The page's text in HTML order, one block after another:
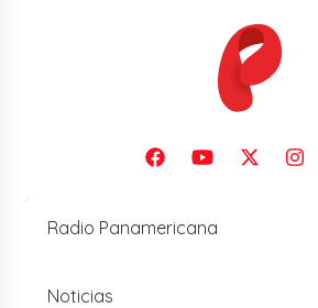
Radio Panamericana
Noticias